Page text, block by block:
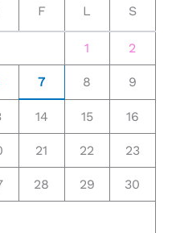
F L S
1 2
7 8 9
14 15 16
21 22 23
28 29 30